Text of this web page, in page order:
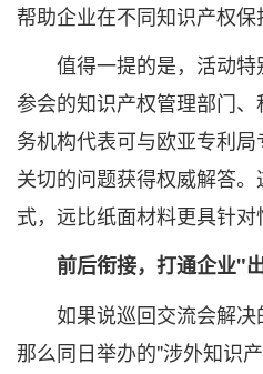
帮助企业在不同知识产权保
值得一提的是，活动特
参会的知识产权管理部门
务机构代表可与欧亚专利
关切的问题获得权威解答
式，远比纸面材料更具针对
前后衔接，打通企业"
如果说巡回交流会解决
那么同日举办的"涉外知识